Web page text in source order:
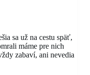
sa už na cestu späť,
máme pre nich
zabaví, ani nevedia